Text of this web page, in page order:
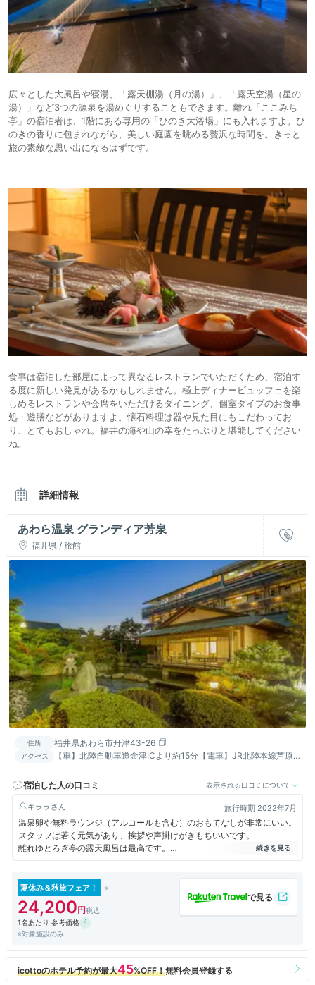
広々とした大風呂や寝湯、「露天棚湯（月の湯）」、「露天空湯（星の
湯）」など3つの源泉を湯めぐりすることもできます。離れ「ここみち
亭」の宿泊者は、1階にある専用の「ひのき大浴場」にも入れますよ。ひ
のきの香りに包まれながら、美しい庭園を眺める贅沢な時間を。きっと
旅の素敵な思い出になるはずです。
食事は宿泊した部屋によって異なるレストランでいただくため、宿泊す
る度に新しい発見があるかもしれません。極上ディナービュッフェを楽
しめるレストランや会席をいただけるダイニング、個室タイプのお食事
処・遊膳などがありますよ。懐石料理は器や見た目にもこだわってお
り、とてもおしゃれ。福井の海や山の幸をたっぷりと堪能してください
ね。
詳細情報
あわら温泉 グランディア芳泉
福井県 / 旅館
住所 福井県あわら市舟津43-26
アクセス
【車】北陸自動車道金津ICより約15分【電車】JR北陸本線芦原
宿泊した人の口コミ
表示される口コミについて
キララ 旅行時期 2022年7月
温泉卵や無料ラウンジ（アルコールも含む）のおもてなしが非常にいい。
スタッフは若く元気があり、挨拶や声掛けがきもちいいです。
離れゆとろぎ亭の露天風呂は最高です。
次回は、最高級の「個止吹気亭]に是非宿泊したいです。
夏休み＆秋旅フェア！
24,200
1名あたり 参考価格
※対象施設のみ